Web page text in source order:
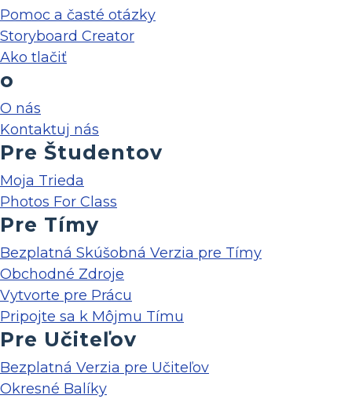
Pomoc a časté otázky
Storyboard Creator
Ako tlačiť
o
O nás
Kontaktuj nás
Pre Študentov
Moja Trieda
Photos For Class
Pre Tímy
Bezplatná Skúšobná Verzia pre Tímy
Obchodné Zdroje
Vytvorte pre Prácu
Pripojte sa k Môjmu Tímu
Pre Učiteľov
Bezplatná Verzia pre Učiteľov
Okresné Balíky